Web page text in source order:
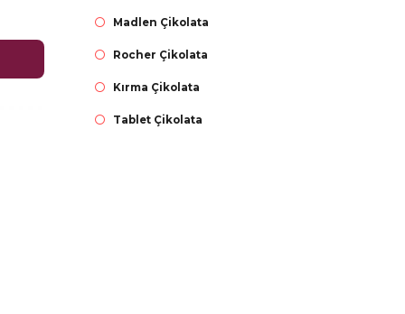
Madlen Çikolata
Rocher Çikolata
Kırma Çikolata
Tablet Çikolata